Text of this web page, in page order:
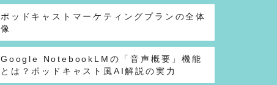
ポッドキャストマーケティングプランの全体
像
Google NotebookLMの「音声概要」機能
とは？ポッドキャスト風AI解説の実力